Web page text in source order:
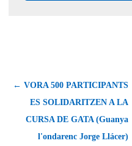
← VORA 500 PARTICIPANTS
ES SOLIDARITZEN A LA
CURSA DE GATA (Guanya
l'ondarenc Jorge Llácer)